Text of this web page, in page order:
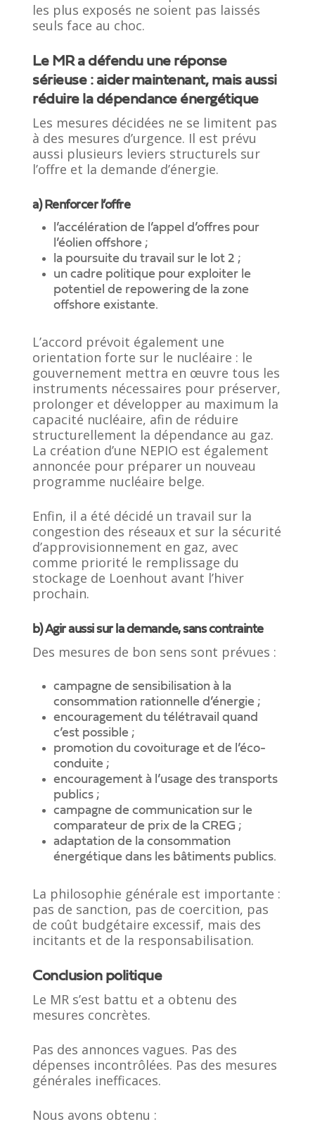
les plus exposés ne soient pas laissés
seuls face au choc.
Le MR a défendu une réponse
sérieuse : aider maintenant, mais aussi
réduire la dépendance énergétique
Les mesures décidées ne se limitent pas
à des mesures d’urgence. Il est prévu
aussi plusieurs leviers structurels sur
l’offre et la demande d’énergie.
a) Renforcer l’offre
l’accélération de l’appel d’offres pour
l’éolien offshore ;
la poursuite du travail sur le lot 2 ;
un cadre politique pour exploiter le
potentiel de repowering de la zone
offshore existante.
L’accord prévoit également une
orientation forte sur le nucléaire : le
gouvernement mettra en œuvre tous les
instruments nécessaires pour préserver,
prolonger et développer au maximum la
capacité nucléaire, afin de réduire
structurellement la dépendance au gaz.
La création d’une NEPIO est également
annoncée pour préparer un nouveau
programme nucléaire belge.
Enfin, il a été décidé un travail sur la
congestion des réseaux et sur la sécurité
d’approvisionnement en gaz, avec
comme priorité le remplissage du
stockage de Loenhout avant l’hiver
prochain.
b) Agir aussi sur la demande, sans contrainte
Des mesures de bon sens sont prévues :
campagne de sensibilisation à la
consommation rationnelle d’énergie ;
encouragement du télétravail quand
c’est possible ;
promotion du covoiturage et de l’éco-
conduite ;
encouragement à l’usage des transports
publics ;
campagne de communication sur le
comparateur de prix de la CREG ;
adaptation de la consommation
énergétique dans les bâtiments publics.
La philosophie générale est importante :
pas de sanction, pas de coercition, pas
de coût budgétaire excessif, mais des
incitants et de la responsabilisation.
Conclusion politique
Le MR s’est battu et a obtenu des
mesures concrètes.
Pas des annonces vagues. Pas des
dépenses incontrôlées. Pas des mesures
générales inefficaces.
Nous avons obtenu :